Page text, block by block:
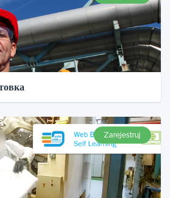
Zarejestruj